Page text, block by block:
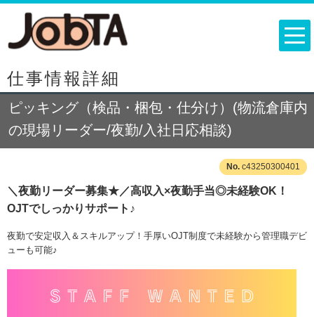
仕事情報詳細
ピッキング（検品・梱包・仕分け）(物流倉庫内
の現場リーダー/夜勤/入社日応相談)
c43250300401
＼夜勤リーダー募集★／高収入×夜勤手当◎未経験OK！
OJTでしっかりサポート♪
夜勤で安定収入＆スキルアップ！手厚いOJT制度で未経験から管理職デビ
ューも可能♪